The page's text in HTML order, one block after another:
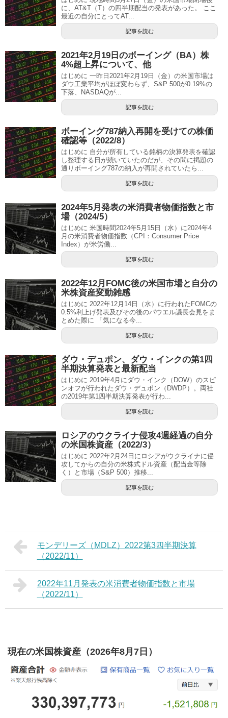
に、AT&T（T）の四半期配当の発表があった。 ここ
最近の自分にとってAT...
記事を読む
2021年2月19日のボーイング（BA）株
4%超上昇について、他
はじめに 一昨日2021年2月19日（金）の米国市場は
ダウ工業平均がほぼ変わらず、S&P 500が0.19%の
下落、NASDAQが...
記事を読む
ボーイング787納入再開を受けての株価
確認等（2022/8）
はじめに 自分が所有している銘柄の決算発表を確認
し整理する日が続いていたのだが、その間に掲題の
通りボーイング787の納入が再開されていたら...
記事を読む
2024年5月発表の米消費者物価指数と市
場（2024/5）
はじめに 米国時間2024年5月15日（水）に2024年4
月の米消費者物価指数（CPI：Consumer Price
Index）が米労働...
記事を読む
2022年12月FOMC後の米国市場と自分の
米株資産変動雑感
はじめに 2022年12月14日（水）に行われたFOMCの
0.5%利上げ発表及びその後のパウエル議長会見をま
とめた際に 「気になる今...
記事を読む
ダウ・デュポン、ダウ・インクの第1四
半期決算発表と最新配当
はじめに 2019年4月にダウ・インク（DOW）のスピ
ンオフが行われたダウ・デュポン（DWDP）。両社
の2019年第1四半期決算発表が行わ...
記事を読む
ロシアのウクライナ侵攻4週経過の自分
の米国株資産（2022/3）
はじめに 2022年2月24日にロシアがウクライナに侵
攻してからの自分の米株式ドル資産（配当金等除
く）と市場（S&P 500）推移...
記事を読む
モンデリーズ（MDLZ）2022第3四半期決算
（2022/11）
2022年11月発表の米消費者物価指数と市場
（2022/11）
現在の米国株資産（2026年8月7日）